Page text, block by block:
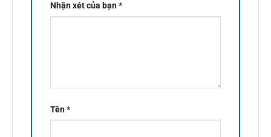
Nhận xét của bạn*
Tên*